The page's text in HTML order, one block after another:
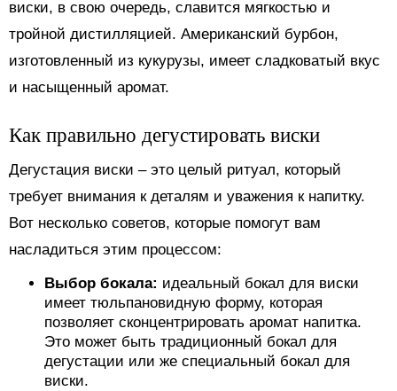
виски, в свою очередь, славится мягкостью и
тройной дистилляцией. Американский бурбон,
изготовленный из кукурузы, имеет сладковатый вкус
и насыщенный аромат.
Как правильно дегустировать виски
Дегустация виски – это целый ритуал, который
требует внимания к деталям и уважения к напитку.
Вот несколько советов, которые помогут вам
насладиться этим процессом:
Выбор бокала: идеальный бокал для виски
имеет тюльпановидную форму, которая
позволяет сконцентрировать аромат напитка.
Это может быть традиционный бокал для
дегустации или же специальный бокал для
виски.